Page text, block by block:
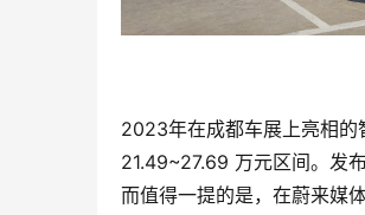
2023年在成都车展上亮相
21.49~27.69 万元区间。发
而值得一提的是，在蔚来媒